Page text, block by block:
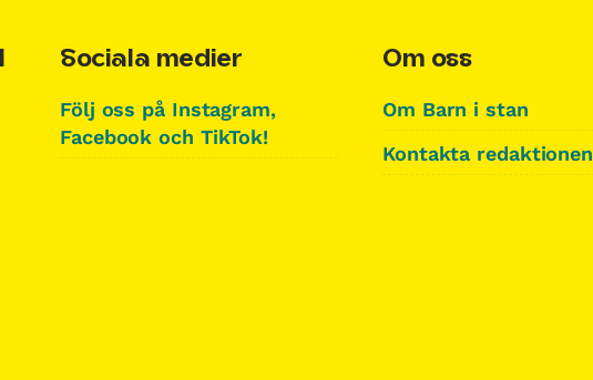
Sociala medier
Följ oss på Instagram,
Facebook och TikTok!
Om oss
Om Barn i stan
Kontakta redaktionen